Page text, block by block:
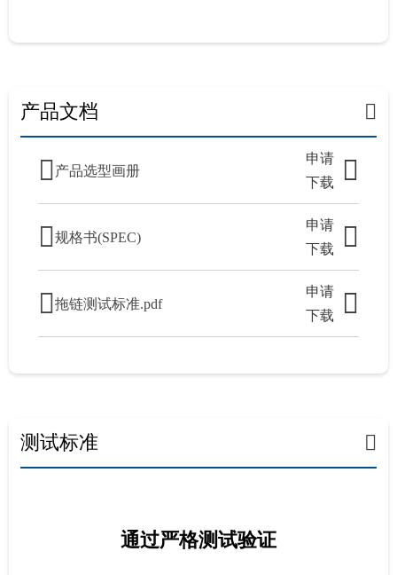
产品文档
产品选型画册
申请
下载
规格书(SPEC)
申请
下载
拖链测试标准.pdf
申请
下载
测试标准
通过严格测试验证